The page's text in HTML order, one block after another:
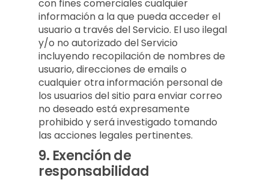
con fines comerciales cualquier
información a la que pueda acceder el
usuario a través del Servicio. El uso ilegal
y/o no autorizado del Servicio
incluyendo recopilación de nombres de
usuario, direcciones de emails o
cualquier otra información personal de
los usuarios del sitio para enviar correo
no deseado está expresamente
prohibido y será investigado tomando
las acciones legales pertinentes.
9. Exención de
responsabilidad